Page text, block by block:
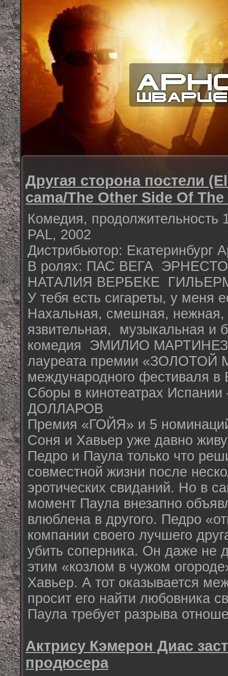
Другая сторона постели
cama/The Other Side Of The
Комедия, продолжительность
PAL, 2002
Дистрибьютор: Екатеринбург
В ролях: ПАС ВЕГА
НАТАЛИЯ ВЕРБЕКЕ
У тебя есть сигареты, у меня
Нахальная, смешная, нежная,
язвительная, музыкальная и
комедия ЭМИЛИО
лауреата премии «ЗОЛОТОЙ
международного фестиваля в
Сборы в кинотеатрах
ДОЛЛАРОВ
Премия «ГОЙЯ» и 5
Соня и Хавьер уже давно
Педро и Паула только что
совместной жизни после
эротических свиданий. Но в
момент Паула внезапно
влюблена в другого. Педро
компании своего лучшего
убить соперника. Он даже не
этим «козлом в чужом
Хавьер. А тот оказывается
просит его найти любовника
Паула требует разрыва
Актрису Кэмерон Диас
продюсера